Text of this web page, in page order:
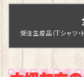
受注生産品（Tシャツ